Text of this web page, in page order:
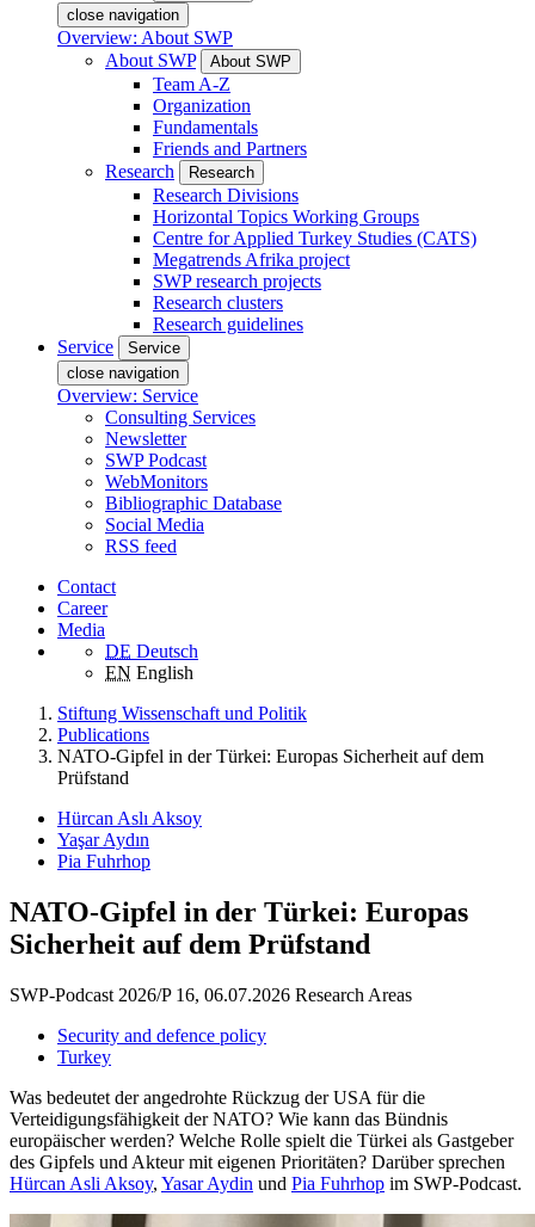
close navigation
Overview: About SWP
About SWP
About SWP
Team A-Z
Organization
Fundamentals
Friends and Partners
Research
Research
Research Divisions
Horizontal Topics Working Groups
Centre for Applied Turkey Studies (CATS)
Megatrends Afrika project
SWP research projects
Research clusters
Research guidelines
Service
Service
close navigation
Overview: Service
Consulting Services
Newsletter
SWP Podcast
WebMonitors
Bibliographic Database
Social Media
RSS feed
Contact
Career
Media
DE Deutsch
EN English
Stiftung Wissenschaft und Politik
Publications
NATO-Gipfel in der Türkei: Europas Sicherheit auf dem
Prüfstand
Hürcan Aslı Aksoy
Yaşar Aydın
Pia Fuhrhop
NATO-Gipfel in der Türkei: Europas
Sicherheit auf dem Prüfstand
SWP-Podcast 2026/P 16, 06.07.2026 Research Areas
Security and defence policy
Turkey
Was bedeutet der angedrohte Rückzug der USA für die
Verteidigungsfähigkeit der NATO? Wie kann das Bündnis
europäischer werden? Welche Rolle spielt die Türkei als Gastgeber
des Gipfels und Akteur mit eigenen Prioritäten? Darüber sprechen
Hürcan Asli Aksoy, Yasar Aydin und Pia Fuhrhop im SWP-Podcast.